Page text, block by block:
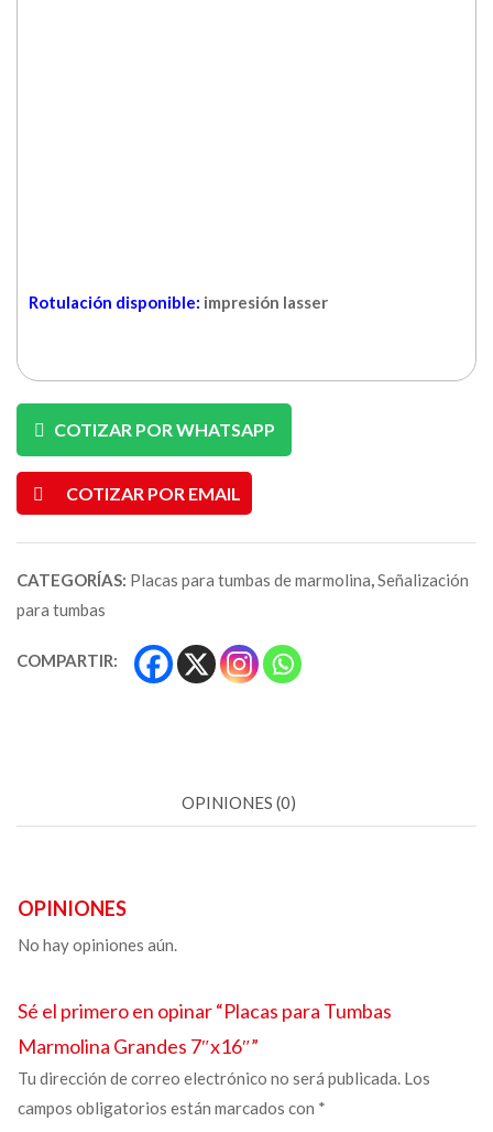
Rotulación disponible: impresión lasser
COTIZAR POR WHATSAPP
COTIZAR POR EMAIL
CATEGORÍAS: Placas para tumbas de marmolina,Señalización
para tumbas
COMPARTIR:
OPINIONES (0)
OPINIONES
No hay opiniones aún.
Sé el primero en opinar “Placas para Tumbas
Marmolina Grandes 7″x16″”
Tu dirección de correo electrónico no será publicada. Los
campos obligatorios están marcados con *